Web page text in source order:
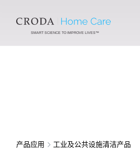
CONTENTSMART SCIENCE TO IMPROVE LIVES™
产品应用 工业及公共设施清洁产品